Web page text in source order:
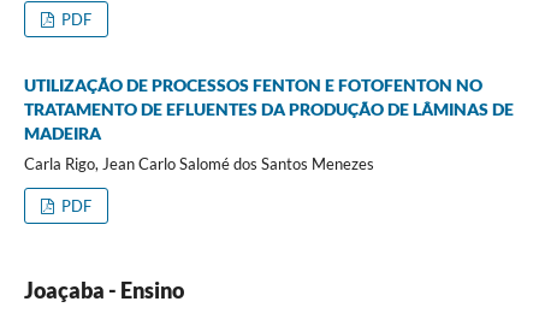
PDF
UTILIZAÇÃO DE PROCESSOS FENTON E FOTOFENTON NO
TRATAMENTO DE EFLUENTES DA PRODUÇÃO DE LÂMINAS DE
MADEIRA
Carla Rigo, Jean Carlo Salomé dos Santos Menezes
PDF
Joaçaba - Ensino